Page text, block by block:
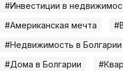
#Инвестиции в
#Американская мечта
#Недвижимость в Болгарии
#Дома в Болгарии